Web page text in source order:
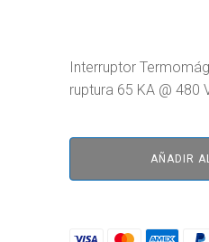
Interruptor
ruptura 65 KA @ 480
AÑADIR